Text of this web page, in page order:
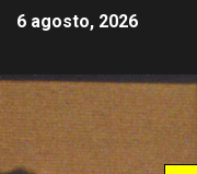
6 agosto, 2026